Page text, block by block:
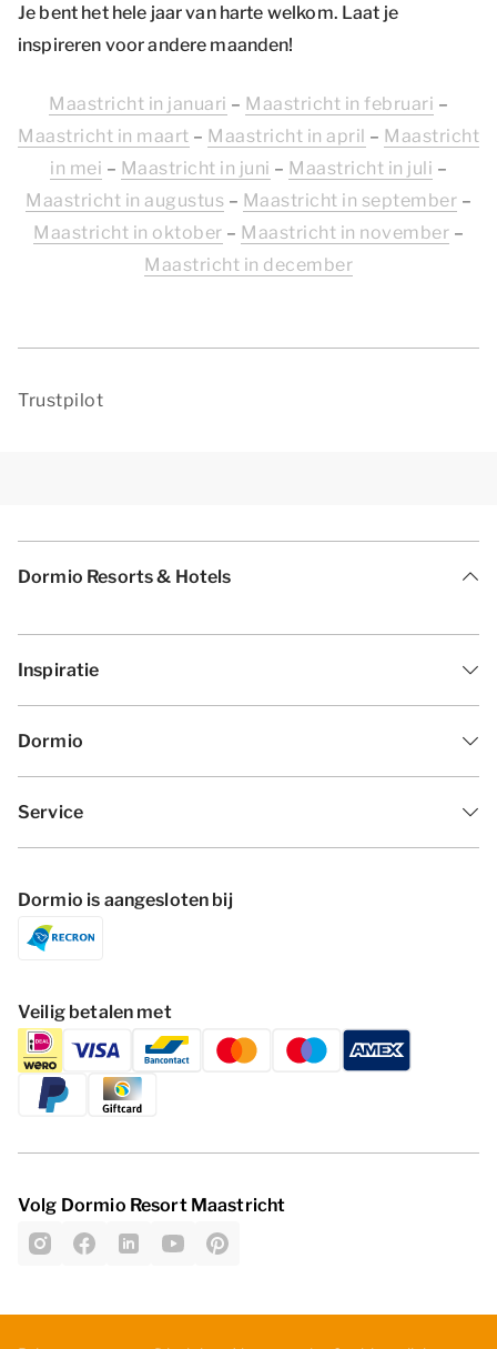
Je bent het hele jaar van harte welkom. Laat je
inspireren voor andere maanden!
Maastricht in januari – Maastricht in februari –
Maastricht in maart – Maastricht in april – Maastricht
in mei – Maastricht in juni – Maastricht in juli –
Maastricht in augustus – Maastricht in september –
Maastricht in oktober – Maastricht in november –
Maastricht in december
Trustpilot
Dormio Resorts & Hotels
Inspiratie
Dormio
Service
Dormio is aangesloten bij
Veilig betalen met
Volg Dormio Resort Maastricht